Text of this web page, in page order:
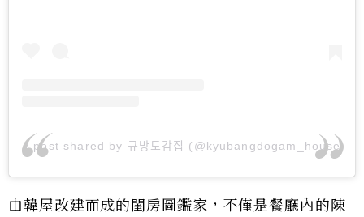
A post shared by 규방도감집 (@kyubangdogam_house)
由韓屋改建而成的閨房圖鑑家，不僅是餐廳內的陳